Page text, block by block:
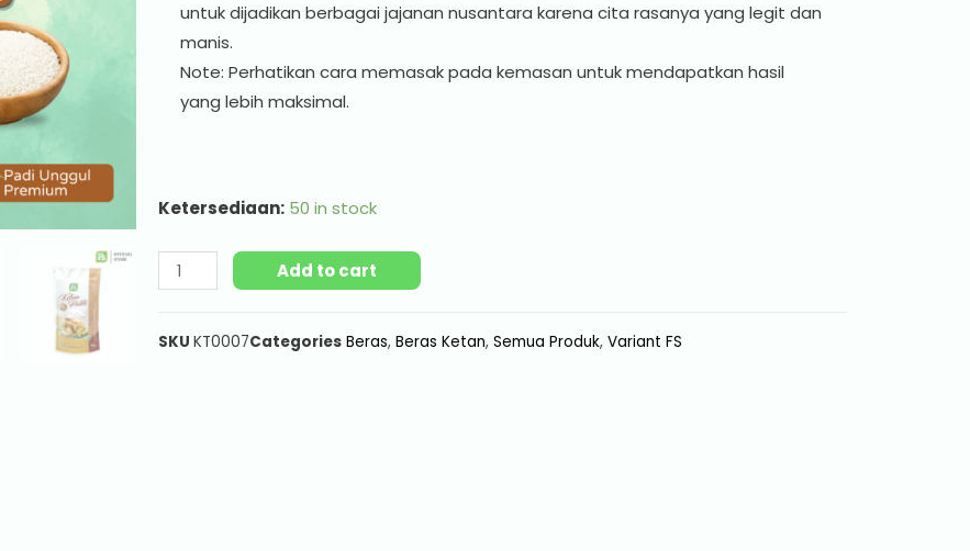
untuk dijadikan berbagai jajanan nusantara karena cita rasanya yang legit dan
manis.
Note: Perhatikan cara memasak pada kemasan untuk mendapatkan hasil
yang lebih maksimal.
Ketersediaan: 50 in stock
Add to cart
SKU KT0007Categories Beras, Beras Ketan, Semua Produk, Variant FS